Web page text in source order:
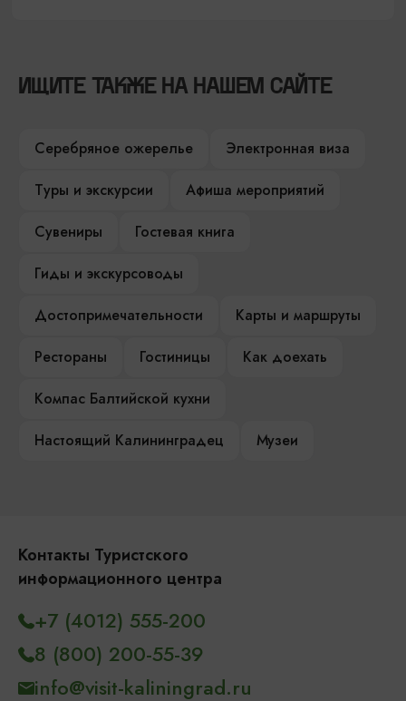
ИЩИТЕ ТАКЖЕ НА НАШЕМ САЙТЕ
Серебряное ожерелье
Электронная виза
Туры и экскурсии
Афиша мероприятий
Сувениры
Гостевая книга
Гиды и экскурсоводы
Достопримечательности
Карты и маршруты
Рестораны
Гостиницы
Как доехать
Компас Балтийской кухни
Настоящий Калининградец
Музеи
Контакты Туристского
информационного центра
+7 (4012) 555-200
8 (800) 200-55-39
info@visit-kaliningrad.ru